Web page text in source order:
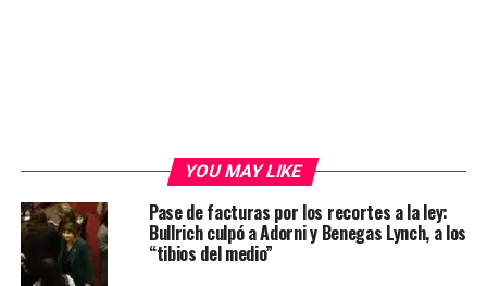
YOU MAY LIKE
Pase de facturas por los recortes a la ley:
Bullrich culpó a Adorni y Benegas Lynch, a los
“tibios del medio”